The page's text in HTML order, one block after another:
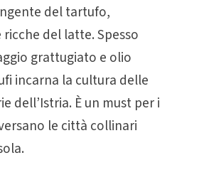
del tartufo,
del latte. Spesso
grattugiato e olio
incarna la cultura delle
dell’Istria. È un must per i
le città collinari